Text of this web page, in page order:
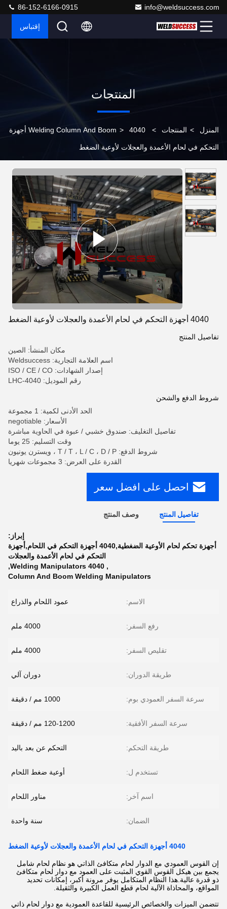
info@weldsuccess.com
86-152-6166-0915
إقتباس
المنتجات
المنزل > المنتجات >
Welding Column And Boom > 4040 أجهزة
التحكم في لحام الأعمدة والعجلات لأوعية الضغط
4040 أجهزة التحكم في لحام الأعمدة والعجلات لأوعية الضغط
تفاصيل المنتج
مكان المنشأ: الصين
اسم العلامة التجارية: Weldsuccess
إصدار الشهادات: ISO / CE / CO
رقم الموديل: LHC-4040
شروط الدفع والشحن
الحد الأدنى لكمية: 1 مجموعة
الأسعار: negotiable
تفاصيل التغليف: صندوق خشبي / عبوة في الحاوية مباشرة
وقت التسليم: 25 يوما
شروط الدفع: T / T ، L / C ، D / P ، ويسترن يونيون
القدرة على العرض: 3 مجموعات شهريا
احصل على افضل سعر
تفاصيل المنتج وصف المنتج
إبراز:
أجهزة تحكم لحام الأوعية الضغطية,4040 أجهزة التحكم في اللحام,أجهزة
التحكم في لحام الأعمدة والعجلات
,
4040 Welding Manipulators
,
Column And Boom Welding Manipulators
الاسم: عمود اللحام والذراع
رفع السفر: 4000 ملم
تقليص السفر: 4000 ملم
طريقة الدوران: دوران آلي
سرعة السفر العمودي بوم: 1000 مم / دقيقة
سرعة السفر الأفقية: 120-1200 مم / دقيقة
طريقة التحكم: التحكم عن بعد باليد
تستخدم ل: أوعية ضغط اللحام
اسم آخر: مناور اللحام
الضمان: سنة واحدة
4040 أجهزة التحكم في لحام الأعمدة والعجلات لأوعية الضغط
إن القوس العمودي مع الدوار لحام متكافئ الذاتي هو نظام لحام شامل
يجمع بين هيكل القوس القوي المثبت على العمود مع دوار لحام متكافئ
ذو قدرة عالية.هذا النظام المتكامل يوفر مرونة أكبر، إمكانات تحديد
المواقع، والمحاذاة الآلية لحام قطع العمل الكبيرة والثقيلة.
تتضمن الميزات والخصائص الرئيسية للقاعدة العمودية مع دوار لحام ذاتي